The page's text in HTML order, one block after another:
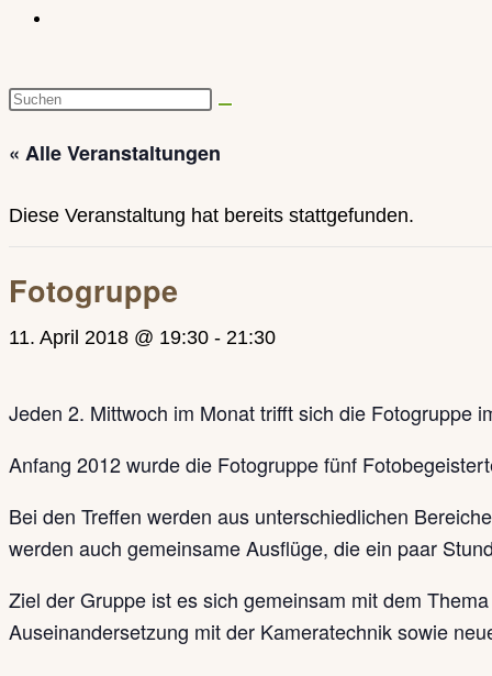
Diese
durchsuchen
« Alle Veranstaltungen
Diese Veranstaltung hat bereits stattgefunden.
Fotogruppe
11. April 2018 @ 19:30 - 21:30
Jeden 2. Mittwoch im Monat trifft sich die Fotogruppe
Anfang 2012 wurde die Fotogruppe fünf
Bei den Treffen werden aus unterschiedlichen
werden auch gemeinsame Ausflüge, die ein paar
Ziel der Gruppe ist es sich gemeinsam mit dem
Auseinandersetzung mit der Kameratechnik sowie